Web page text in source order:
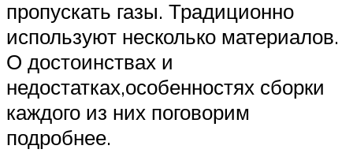
пропускать газы. Традиционно
используют несколько материалов.
О достоинствах и
недостатках,особенностях сборки
каждого из них поговорим
подробнее.